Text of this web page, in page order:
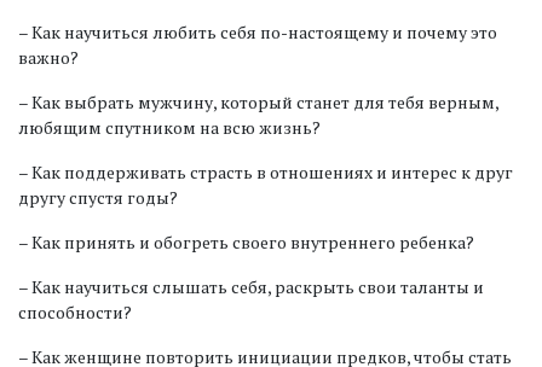
– Как научиться любить себя по-настоящему и почему это
важно?
– Как выбрать мужчину, который станет для тебя верным,
любящим спутником на всю жизнь?
– Как поддерживать страсть в отношениях и интерес к друг
другу спустя годы?
– Как принять и обогреть своего внутреннего ребенка?
– Как научиться слышать себя, раскрыть свои таланты и
способности?
– Как женщине повторить инициации предков, чтобы стать